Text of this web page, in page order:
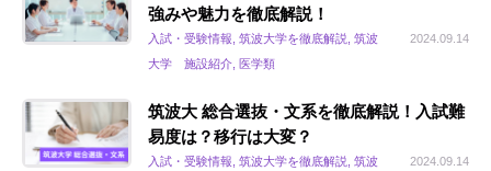
強みや魅力を徹底解説！
入試・受験情報, 筑波大学を徹底解説, 筑波
大学 施設紹介, 医学類
2024.09.14
筑波大 総合選抜・文系を徹底解説！入試難
易度は？移行は大変？
入試・受験情報, 筑波大学を徹底解説, 筑波
2024.09.14